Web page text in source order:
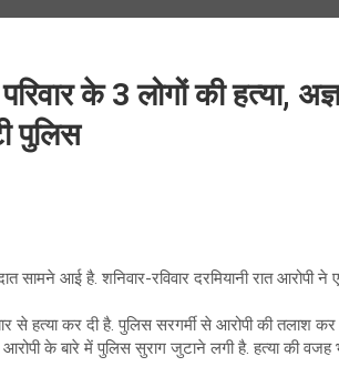
के 3 लोगों की हत्या,
पुलिस
आई है. शनिवार-रविवार दरमियानी रात आरोपी ने
से हत्या कर दी है. पुलिस सरगर्मी से आरोपी की तलाश कर
के बारे में पुलिस सुराग जुटाने लगी है. हत्या की वजह